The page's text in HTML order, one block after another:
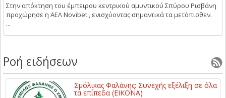
Στην απόκτηση του έμπειρου κεντρικού αμυντικού Σπύρου Ρισβάνη
προχώρησε η ΑΕΛ Novibet , ενισχύοντας σημαντικά τα μετόπισθεν.
...
Ροή ειδήσεων
Σμόλικας Φαλάνης: Συνεχής εξέλιξη σε όλα
τα επίπεδα (ΕΙΚΟΝΑ)